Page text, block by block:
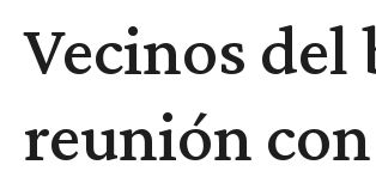
Vecinos
reunión